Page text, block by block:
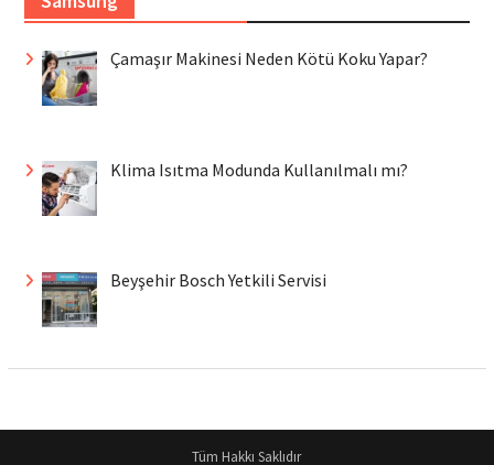
Çamaşır Makinesi Neden Kötü Koku Yapar?
Klima Isıtma Modunda Kullanılmalı mı?
Beyşehir Bosch Yetkili Servisi
Tüm Hakkı Saklıdır